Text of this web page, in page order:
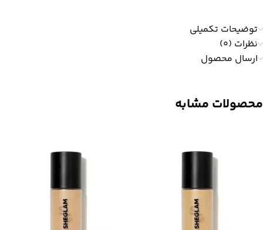
توضیحات تکمیلی
نظرات (0)
ارسال محصول
محصولات مشابه